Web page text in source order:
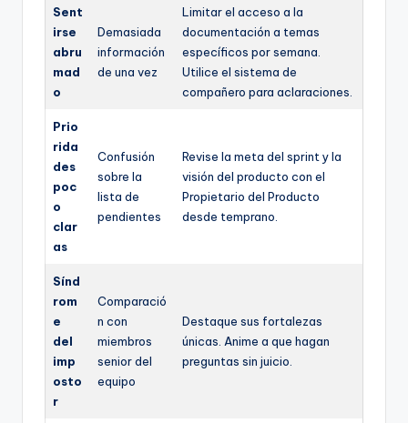
Sent
irse
abru
mad
o
Demasiada
información
de una vez
Limitar el acceso a la
documentación a temas
específicos por semana.
Utilice el sistema de
compañero para aclaraciones.
Prio
rida
des
poc
o
clar
as
Confusión
sobre la
lista de
pendientes
Revise la meta del sprint y la
visión del producto con el
Propietario del Producto
desde temprano.
Sínd
rom
e
del
imp
osto
r
Comparació
n con
miembros
senior del
equipo
Destaque sus fortalezas
únicas. Anime a que hagan
preguntas sin juicio.